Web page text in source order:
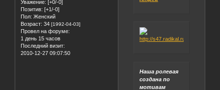
Уважение: [+0/-0]
Позитив: [+1/-0]
Пол: Женский
Возраст: 34 [1992-04-03]
Провел на форуме:
1 день 15 часов
Последний визит:
2010-12-27 09:07:50
Наша ролевая
создана по
мотивам